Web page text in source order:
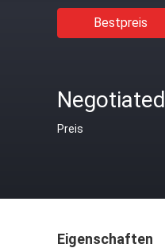
Bestpreis
Negotiated
Preis
Eigenschaften